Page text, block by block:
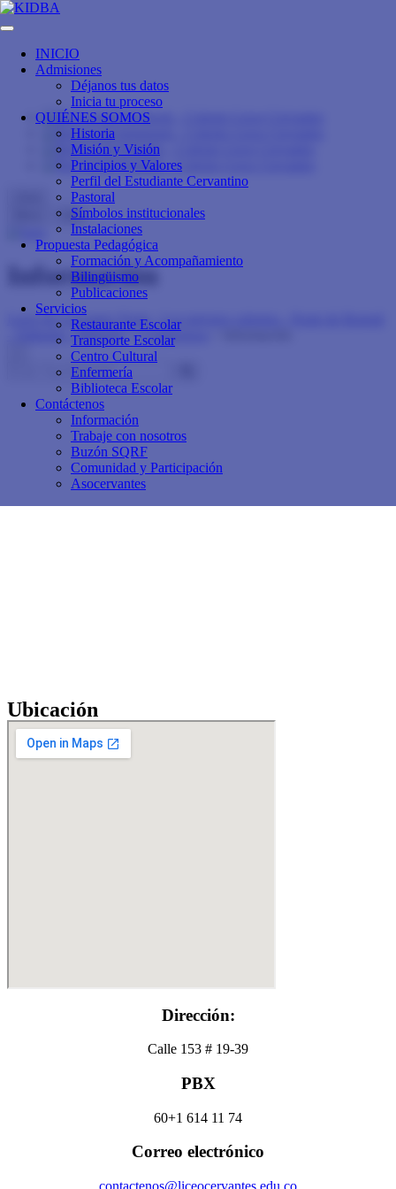
INICIO
Admisiones
Déjanos tus datos
Inicia tu proceso
QUIÉNES SOMOS
Historia
Misión y Visión
Principios y Valores
Perfil del Estudiante Cervantino
Pastoral
Símbolos institucionales
Instalaciones
Propuesta Pedagógica
Formación y Acompañamiento
Bilingüismo
Publicaciones
Servicios
Restaurante Escolar
Transporte Escolar
Centro Cultural
Enfermería
Biblioteca Escolar
Contáctenos
Información
Trabaje con nosotros
Buzón SQRF
Comunidad y Participación
Asocervantes
Info
Información
Liceo de Cervantes Norte - Los mejores colegios - Norte de Bogotá
- Trilingüe - Bilingüe>Contáctenos
Ubicación
Dirección:
Calle 153 # 19-39
PBX
60+1 614 11 74
Correo electrónico